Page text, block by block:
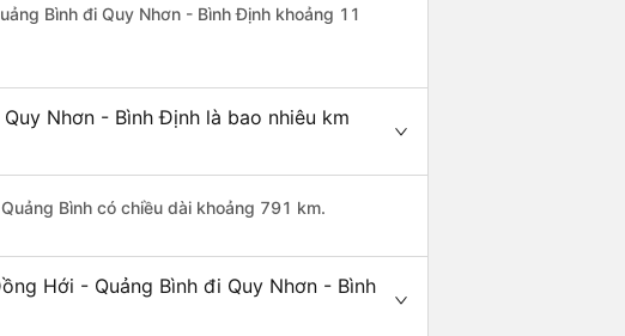
Bình đi Quy Nhơn - Bình Định khoảng 11
Nhơn - Bình Định là bao nhiêu km
Bình có chiều dài khoảng 791 km.
Hới - Quảng Bình đi Quy Nhơn - Bình